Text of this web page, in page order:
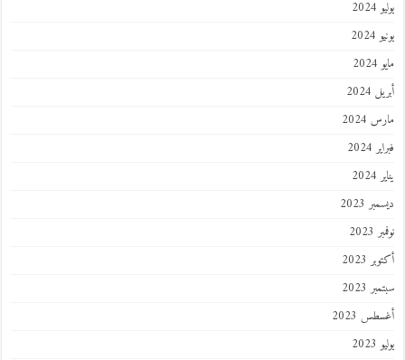
يوليو 2024
يونيو 2024
مايو 2024
أبريل 2024
مارس 2024
فبراير 2024
يناير 2024
ديسمبر 2023
نوفمبر 2023
أكتوبر 2023
سبتمبر 2023
أغسطس 2023
يوليو 2023